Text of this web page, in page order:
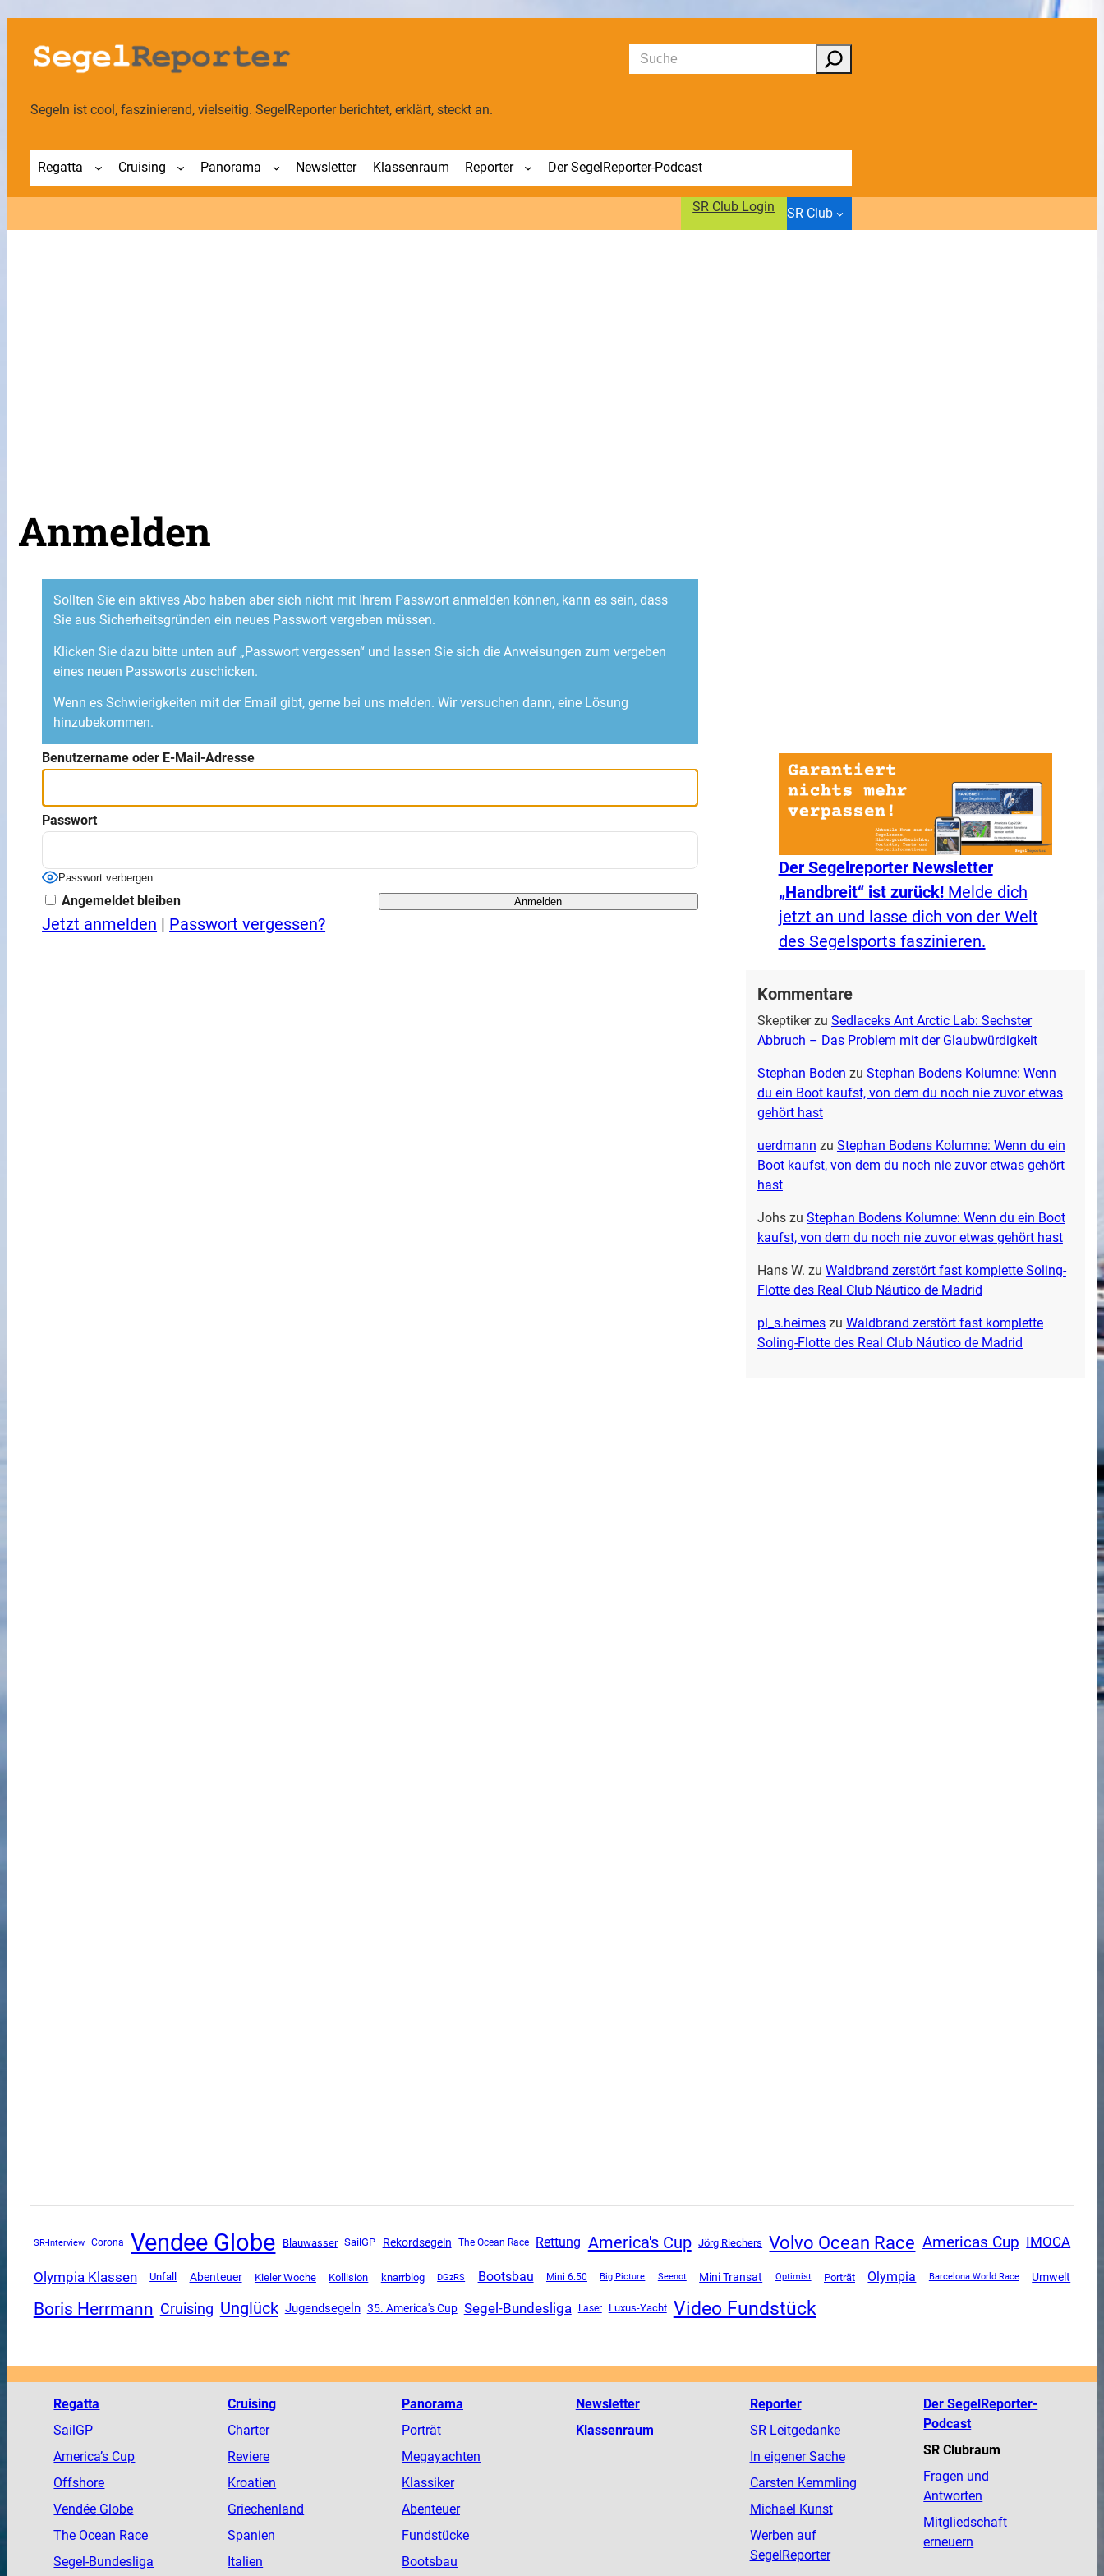
Suchen
Segeln ist cool, faszinierend, vielseitig. SegelReporter berichtet, erklärt, steckt an.
Regatta Cruising Panorama Newsletter Klassenraum Reporter Der SegelReporter-Podcast
SR Club Login SR Club
Anmelden
Sollten Sie ein aktives Abo haben aber sich nicht mit Ihrem Passwort anmelden können, kann es sein, dass
Sie aus Sicherheitsgründen ein neues Passwort vergeben müssen.
Klicken Sie dazu bitte unten auf „Passwort vergessen“ und lassen Sie sich die Anweisungen zum vergeben
eines neuen Passworts zuschicken.
Wenn es Schwierigkeiten mit der Email gibt, gerne bei uns melden. Wir versuchen dann, eine Lösung
hinzubekommen.
Benutzername oder E-Mail-Adresse
Passwort
Passwort verbergen
Angemeldet bleiben
Jetzt anmelden | Passwort vergessen?
Der Segelreporter Newsletter
„Handbreit“ ist zurück!Melde dich
jetzt an und lasse dich von der Welt
des Segelsports faszinieren.
Kommentare
Skeptikerzu Sedlaceks Ant Arctic Lab: Sechster
Abbruch – Das Problem mit der Glaubwürdigkeit
Stephan Boden zu Stephan Bodens Kolumne: Wenn
du ein Boot kaufst, von dem du noch nie zuvor etwas
gehört hast
uerdmann zu Stephan Bodens Kolumne: Wenn du ein
Boot kaufst, von dem du noch nie zuvor etwas gehört
hast
Johszu Stephan Bodens Kolumne: Wenn du ein Boot
kaufst, von dem du noch nie zuvor etwas gehört hast
Hans W. zu Waldbrand zerstört fast komplette Soling-
Flotte des Real Club Náutico de Madrid
pl_s.heimeszu Waldbrand zerstört fast komplette
Soling-Flotte des Real Club Náutico de Madrid
SR-Interview Corona Vendee Globe Blauwasser SailGP Rekordsegeln The Ocean Race Rettung America's Cup Jörg Riechers Volvo Ocean Race Americas Cup IMOCA
Olympia Klassen Unfall Abenteuer Kieler Woche Kollision knarrblog DGzRS Bootsbau Mini 6.50 Big Picture Seenot Mini Transat Optimist Porträt Olympia Barcelona World Race Umwelt
Boris Herrmann Cruising Unglück Jugendsegeln 35. America's Cup Segel-Bundesliga Laser Luxus-Yacht Video Fundstück
Regatta
SailGP
America’s Cup
Offshore
Vendée Globe
The Ocean Race
Segel-Bundesliga
Cruising
Charter
Reviere
Kroatien
Griechenland
Spanien
Italien
Panorama
Porträt
Megayachten
Klassiker
Abenteuer
Fundstücke
Bootsbau
Newsletter
Klassenraum
Reporter
SR Leitgedanke
In eigener Sache
Carsten Kemmling
Michael Kunst
Werben auf
SegelReporter
Der SegelReporter-
Podcast
SR Clubraum
Fragen und
Antworten
Mitgliedschaft
erneuern